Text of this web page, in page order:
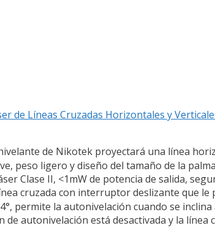
de Líneas Cruzadas Horizontales y
de Nikotek proyectará una línea
peso ligero y diseño del tamaño de la
Clase II, <1mW de potencia de salida,
cruzada con interruptor deslizante que
permite la autonivelación cuando se inclina
autonivelación está desactivada y la línea